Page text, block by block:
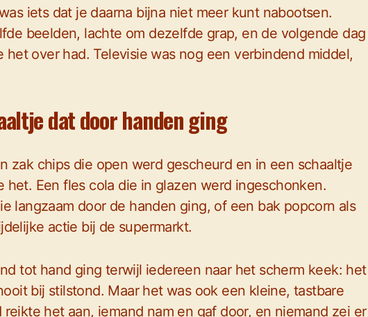
iets dat je daarna bijna niet meer kunt nabootsen.
beelden, lachte om dezelfde grap, en de volgende dag
het over had. Televisie was nog een verbindend middel,
dat door handen ging
zak chips die open werd gescheurd en in een schaaltje
Een fles cola die in glazen werd ingeschonken.
langzaam door de handen ging, of een bak popcorn als
actie bij de supermarkt.
tot hand ging terwijl iedereen naar het scherm keek: het
bij stilstond. Maar het was ook een kleine, tastbare
het aan, iemand nam en gaf door, en niemand zei er